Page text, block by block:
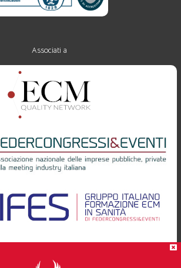
Associati a
Progettazione e realizzazione